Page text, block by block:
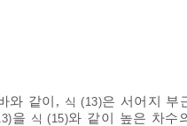
와 같이, 식 (13)은 서어지 부
을 식 (15)와 같이 높은 차수